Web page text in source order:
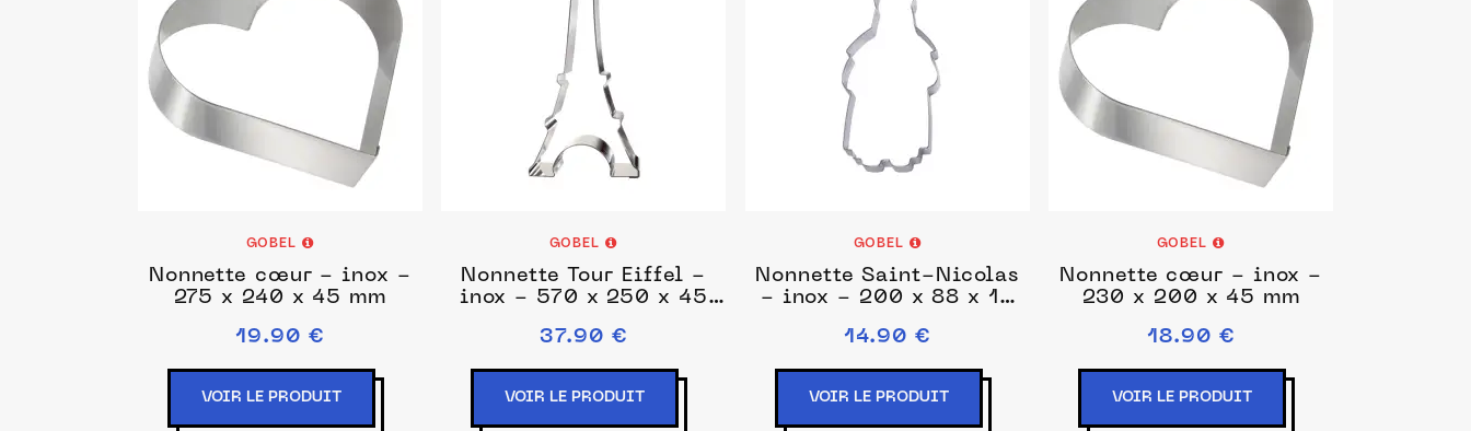
GOBEL
Nonnette cœur - inox -
275 x 240 x 45 mm
19.90 €
VOIR LE PRODUIT
GOBEL
Nonnette Tour Eiffel -
inox - 570 x 250 x 45
37.90 €
VOIR LE PRODUIT
GOBEL
Nonnette Saint-Nicolas
- inox - 200 x 88 x 15
14.90 €
VOIR LE PRODUIT
GOBEL
Nonnette cœur - inox -
230 x 200 x 45 mm
18.90 €
VOIR LE PRODUIT